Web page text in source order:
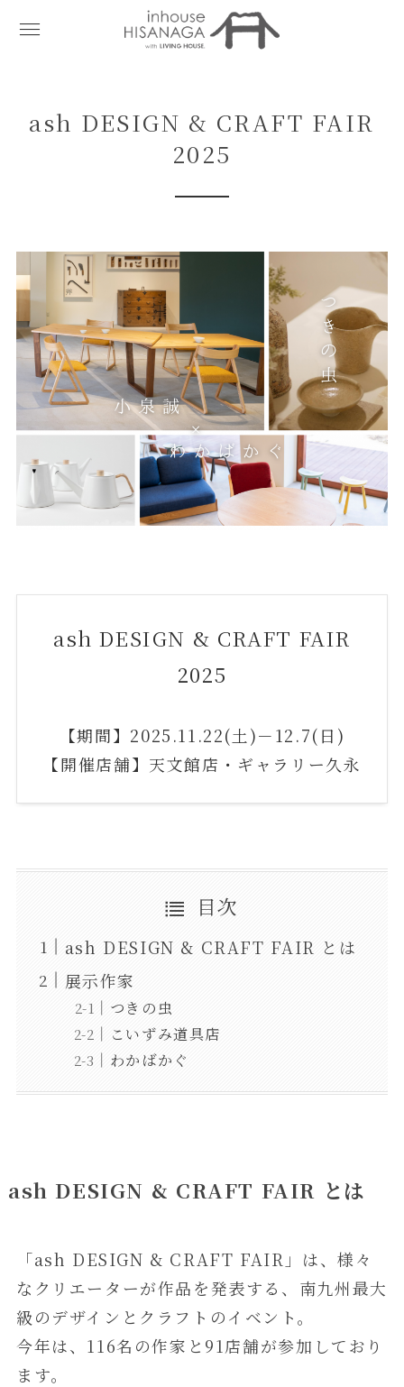
ash DESIGN & CRAFT FAIR
2025
ash DESIGN & CRAFT FAIR
2025
【期間】2025.11.22(土)－12.7(日)
【開催店舗】天文館店・ギャラリー久永
目次
ash DESIGN & CRAFT FAIR とは
展示作家
つきの虫
こいずみ道具店
わかばかぐ
ash DESIGN & CRAFT FAIR とは
「ash DESIGN & CRAFT FAIR」は、様々
なクリエーターが作品を発表する、南九州最大
級のデザインとクラフトのイベント。
今年は、116名の作家と91店舗が参加しており
ます。